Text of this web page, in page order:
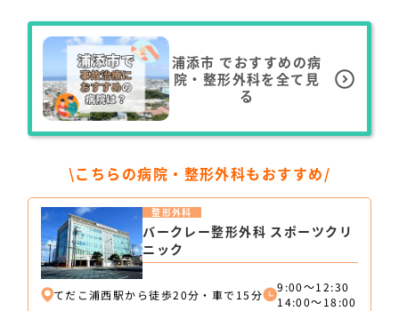
浦添市 でおすすめの病
院・整形外科を全て見
る
\こちらの病院・整形外科もおすすめ/
バークレー整形外科 スポーツクリ
ニック
整形外科
てだこ浦西駅から徒歩20分・車で15分
9:00～12:30
14:00～18:00